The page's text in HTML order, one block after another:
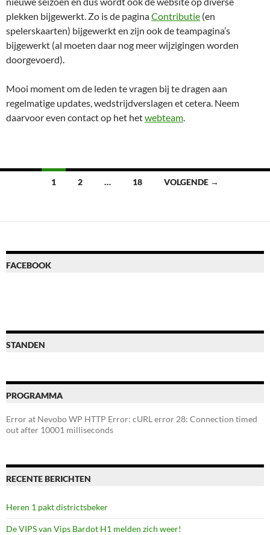
plekken bijgewerkt. Zo is de paginaContributie (en
spelerskaarten) bijgewerkt en zijn ook de teampagina’s
bijgewerkt (al moeten daar nog meer wijzigingen worden
doorgevoerd).
Mooi moment om de leden te vragen bij te dragen aan
regelmatige updates, wedstrijdverslagen et cetera. Neem
daarvoor even contact op het hetwebteam
Berichten
1 2 … 18 VOLGENDE →
FACEBOOK
STANDEN
PROGRAMMA
Error at Nevobo WP HTTP Error: cURL error 28: Connection timed
out after 10001 milliseconds
RECENTE BERICHTEN
Heren 1 pakt districtsbeker
De VIPS van Vips Bardot H1 melden zich weer!